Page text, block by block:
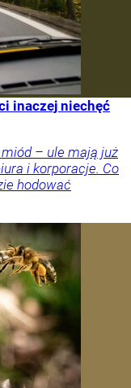
inaczej niechęć
– ule mają już
i korporacje. Co
hodować